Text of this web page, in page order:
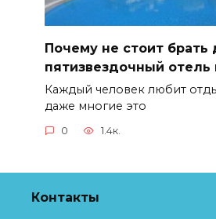
Почему не стоит
пятизвездочный отель
Каждый человек любит
даже многие это
0 1.4к.
Контакты